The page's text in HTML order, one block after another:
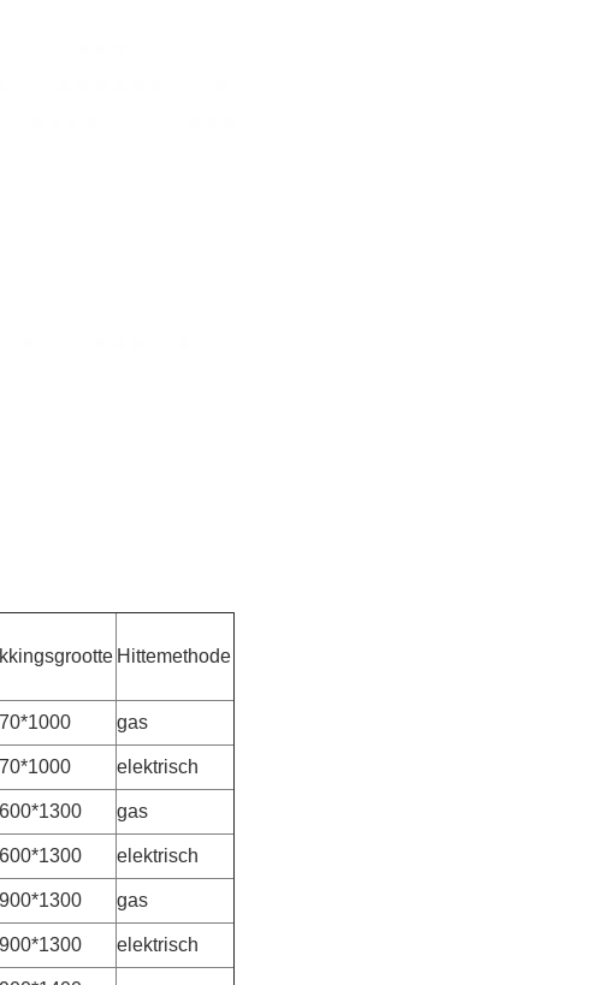
Hittemethode
gas
elektrisch
gas
elektrisch
gas
elektrisch